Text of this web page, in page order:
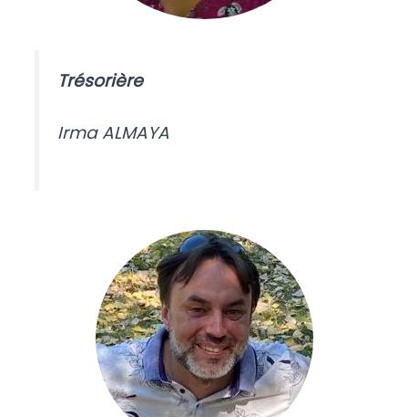
Trésorière
Irma ALMAYA